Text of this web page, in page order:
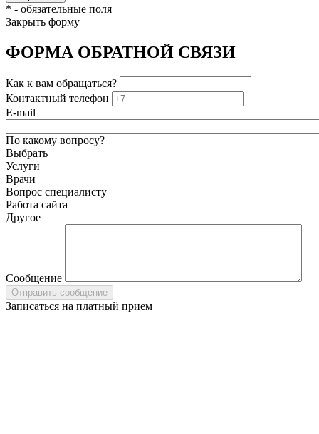
* - обязательные поля
Закрыть форму
ФОРМА ОБРАТНОЙ СВЯЗИ
Как к вам обращаться?
Контактный телефон
E-mail
По какому вопросу?
Выбрать
Услуги
Врачи
Вопрос специалисту
Работа сайта
Другое
Сообщение
Записаться на платный прием